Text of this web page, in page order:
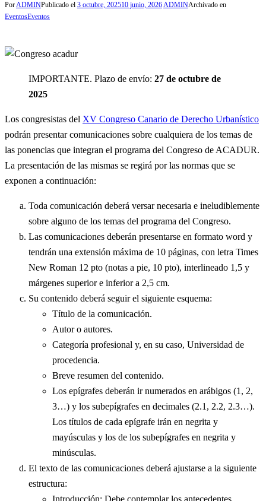
PorADMINPublicado el 3 octubre, 202510 junio, 2026ADMINArchivado en
EventosEventos
IMPORTANTE. Plazo de envío: 27 de octubre de
2025
Los congresistas del XV Congreso Canario de Derecho Urbanístico
podrán presentar comunicaciones sobre cualquiera de los temas de
las ponencias que integran el programa del Congreso de ACADUR.
La presentación de las mismas se regirá por las normas que se
exponen a continuación:
Toda comunicación deberá versar necesaria e ineludiblemente
sobre alguno de los temas del programa del Congreso.
Las comunicaciones deberán presentarse en formato word y
tendrán una extensión máxima de 10 páginas, con letra Times
New Roman 12 pto (notas a pie, 10 pto), interlineado 1,5 y
márgenes superior e inferior a 2,5 cm.
Su contenido deberá seguir el siguiente esquema:
Título de la comunicación.
Autor o autores.
Categoría profesional y, en su caso, Universidad de
procedencia.
Breve resumen del contenido.
Los epígrafes deberán ir numerados en arábigos (1, 2,
3…) y los subepígrafes en decimales (2.1, 2.2, 2.3…).
Los títulos de cada epígrafe irán en negrita y
mayúsculas y los de los subepígrafes en negrita y
minúsculas.
El texto de las comunicaciones deberá ajustarse a la siguiente
estructura:
Introducción: Debe contemplar los antecedentes,